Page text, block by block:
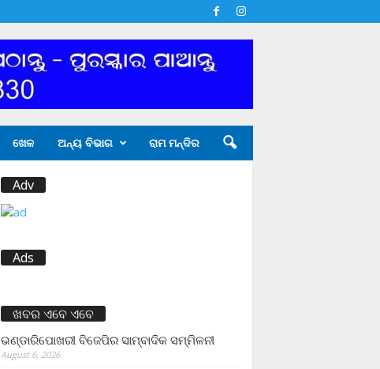
ଖେଳ ଅନ୍ୟ ବିଭାଗ ରାମ ମନ୍ଦିର
Adv
Ads
ଖବର ଏବେ ଏବେ
ଭଣ୍ଡାରିପୋଖରୀ ବିଜେପିର ସାମ୍ବାଦିକ ସମ୍ମିଳନୀ
August 6, 2026